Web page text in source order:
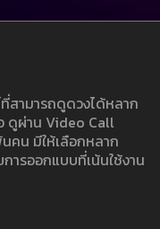
ามารถดูดวงได้หลาก
ดูผ่าน Video Call
น มีให้เลือกหลาก
ารออกแบบที่เน้นใช้งาน